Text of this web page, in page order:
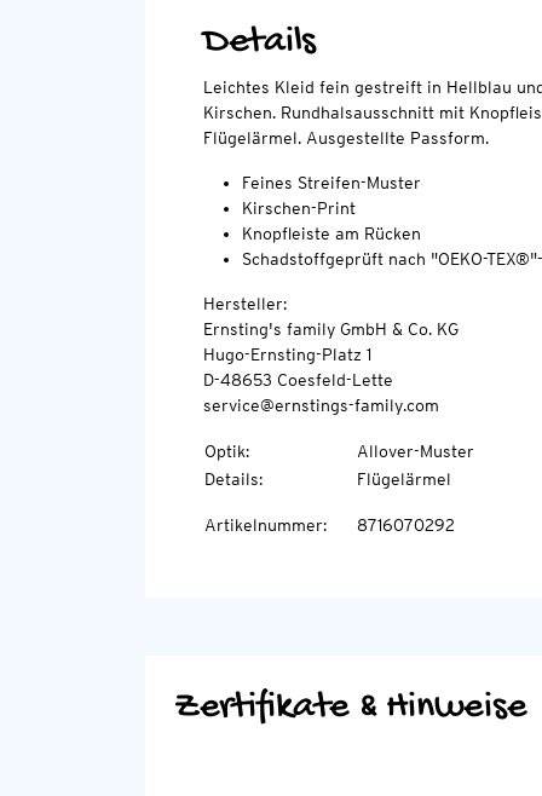
Details
Leichtes Kleid fein gestreift in Hellblau
Kirschen. Rundhalsausschnitt mit
Flügelärmel. Ausgestellte Passform.
Feines Streifen-Muster
Kirschen-Print
Knopfleiste am Rücken
Schadstoffgeprüft nach "OEKO-
Hersteller:
Ernsting's family GmbH & Co. KG
Hugo-Ernsting-Platz 1
D-48653 Coesfeld-Lette
service@ernstings-family.com
Optik:
Allover-Muster
Details: Flügelärmel
Artikelnummer: 8716070292
Zertifikate & Hinweise